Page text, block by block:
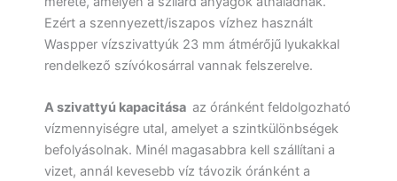
Ezért a szennyezett/iszapos vízhez használt
Waspper vízszivattyúk 23 mm átmérőjű lyukakkal
rendelkező szívókosárral vannak felszerelve.
A szivattyú kapacitása az óránként feldolgozható
vízmennyiségre utal, amelyet a szintkülönbségek
befolyásolnak. Minél magasabbra kell szállítani a
vizet, annál kevesebb víz távozik óránként a